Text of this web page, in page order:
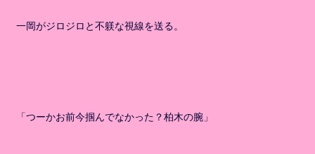
一岡がジロジロと不躾な視線を送る。
「つーかお前今掴んでなかった？柏木の腕」